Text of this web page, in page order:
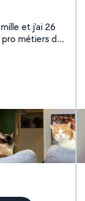
et j'ai 26
pro métiers de
câline et 2